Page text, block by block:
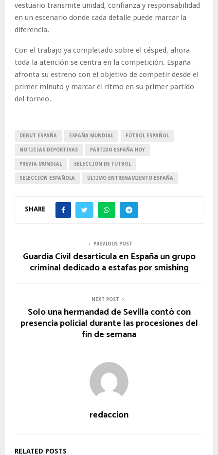
vestuario transmite unidad, confianza y responsabilidad
en un escenario donde cada detalle puede marcar la
diferencia.
Con el trabajo ya completado sobre el césped, ahora
toda la atención se centra en la competición. España
afronta su estreno con el objetivo de competir desde el
primer minuto y marcar el ritmo en su primer partido
del torneo.
DEBUT ESPAÑA ESPAÑA MUNDIAL FÚTBOL ESPAÑOL
NOTICIAS DEPORTIVAS PARTIDO ESPAÑA HOY
PREVIA MUNDIAL SELECCIÓN DE FÚTBOL
SELECCIÓN ESPAÑOLA ÚLTIMO ENTRENAMIENTO ESPAÑA
SHARE
PREVIOUS POST
Guardia Civil desarticula en España un grupo
criminal dedicado a estafas por smishing
NEXT POST
Solo una hermandad de Sevilla contó con
presencia policial durante las procesiones del
fin de semana
redaccion
RELATED POSTS